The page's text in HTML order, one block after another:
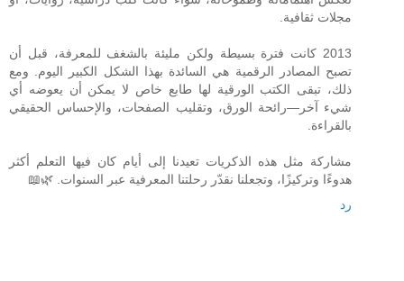
مجلات ثقافية.
2013 كانت فترة بسيطة ولكن مليئة بالشغف للمعرفة، قبل أن
تصبح المصادر الرقمية هي السائدة بهذا الشكل الكبير اليوم. ومع
ذلك، تبقى الكتب الورقية لها طابع خاص لا يمكن أن يعوضه أي
شيء آخر—رائحة الورق، وتقليب الصفحات، والإحساس الحقيقي
بالقراءة.
مشاركة مثل هذه الذكريات تعيدنا إلى أيام كان فيها التعلم أكثر
هدوءًا وتركيزًا، وتجعلنا نقدّر رحلتنا المعرفية عبر السنوات. 🌿📖
رد